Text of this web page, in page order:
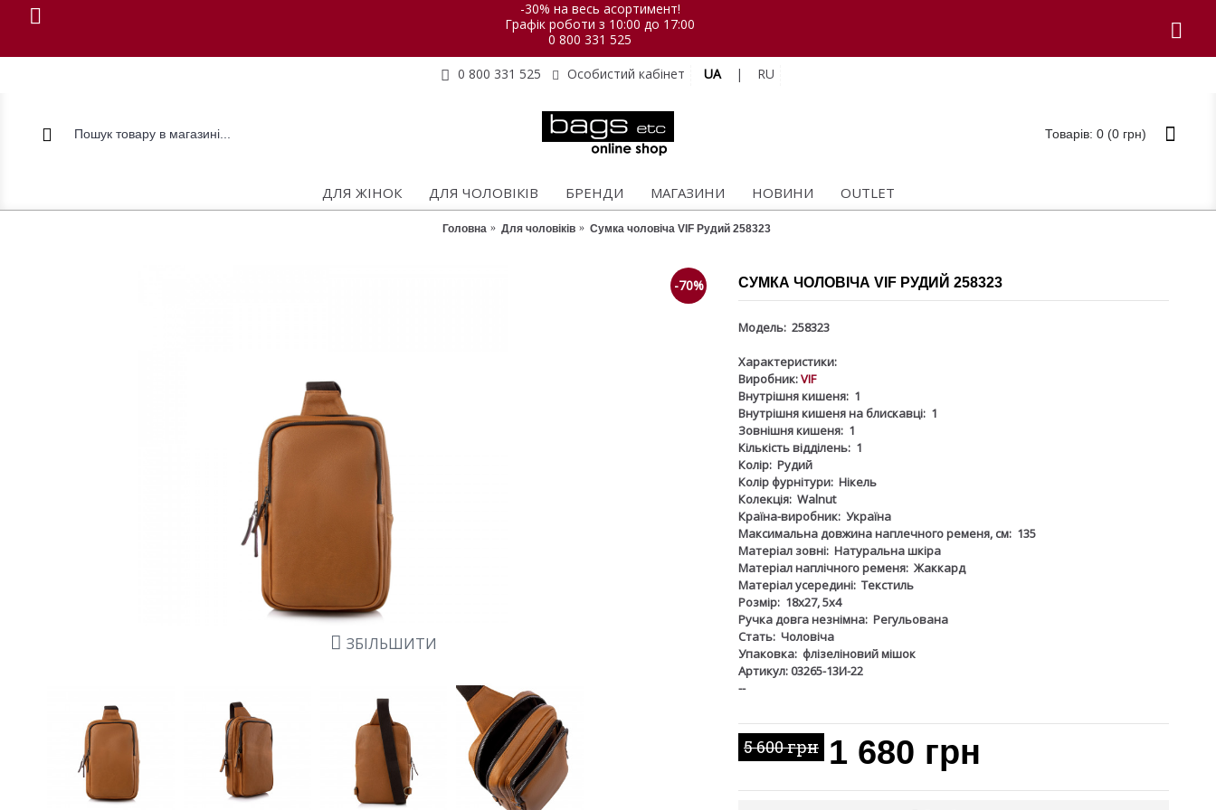
-30% на весь асортимент!
Графік роботи з 10:00 до 17:00
0 800 331 525
0 800 331 525
Особистий кабінет UA | RU
Товарів: 0 (0 грн)
ДЛЯ ЖІНОК ДЛЯ ЧОЛОВІКІВ БРЕНДИ МАГАЗИНИ НОВИНИ OUTLET
Головна Для чоловіків Сумка чоловіча VIF Рудий 258323
-70%
ЗБІЛЬШИТИ
СУМКА ЧОЛОВІЧА VIF РУДИЙ 258323
Модель: 258323
Характеристики:
Виробник:VIF
Внутрішня кишеня: 1
Внутрішня кишеня на блискавці: 1
Зовнішня кишеня: 1
Кількість відділень: 1
Колір: Рудий
Колір фурнітури: Нікель
Колекція: Walnut
Країна-виробник: Україна
Максимальна довжина наплечного ременя, см: 135
Матеріал зовні: Натуральна шкіра
Матеріал наплічного ременя: Жаккард
Матеріал усередині: Текстиль
Розмір: 18х27, 5х4
Ручка довга незнімна: Регульована
Стать: Чоловіча
Упаковка: флізеліновий мішок
Артикул: 03265-13И-22
--
5 600 грн 1 680 грн